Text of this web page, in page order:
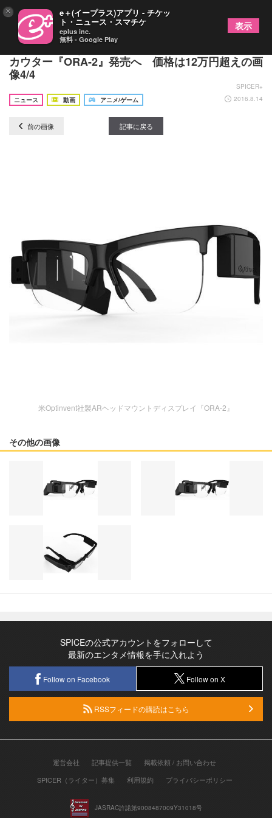
歩きスマホせずに『ポケモンGO』を楽しむ！ARス
カウター『ORA-2』発売へ 価格は12万円超えの画
像4/4
SPICER+
ニュース
動画 アニメ/ゲーム 2016.8.14
前の画像 記事に戻る
米Optinvent社製ARヘッドマウントディスプレイ『ORA-2』
その他の画像
SPICEの公式アカウントをフォローして
最新のエンタメ情報を手に入れよう
Follow on Facebook Follow on X
RSSフィードの購読はこちら
運営会社 記事提供一覧
掲載依頼 / お問い合わせ
SPICER（ライター）募集
利用規約 プライバシーポリシー
JASRAC許諾第9008487009Y31018号
× e＋(イープラス)アプリ - チケッ
ト・ニュース・スマチケ
eplus inc.
無料 - Google Play
表示